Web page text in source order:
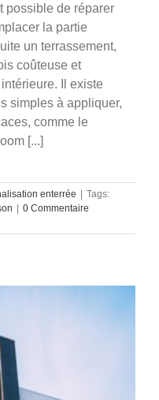
possible de réparer
la partie
un terrassement,
coûteuse et
Il existe
simples à appliquer,
comme le
[...]
enterrée
Tags:
0 Commentaire
qui doit payer
Réparation de